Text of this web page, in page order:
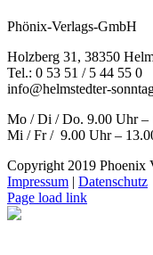
Phönix-Verlags-GmbH
Holzberg 31, 38350
Tel.: 0 53 51 / 5 44 55 0
info@helmstedter-
Mo / Di / Do. 9.00 Uhr –
Mi / Fr / 9.00 Uhr –
Copyright 2019 Phoenix
Impressum | Datenschutz
Page load link